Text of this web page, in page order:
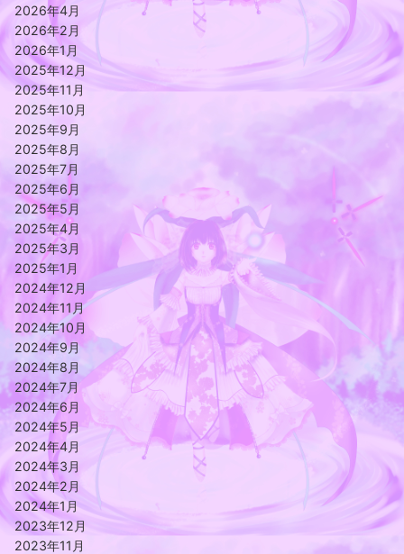
2026年4月
2026年2月
2026年1月
2025年12月
2025年11月
2025年10月
2025年9月
2025年8月
2025年7月
2025年6月
2025年5月
2025年4月
2025年3月
2025年1月
2024年12月
2024年11月
2024年10月
2024年9月
2024年8月
2024年7月
2024年6月
2024年5月
2024年4月
2024年3月
2024年2月
2024年1月
2023年12月
2023年11月